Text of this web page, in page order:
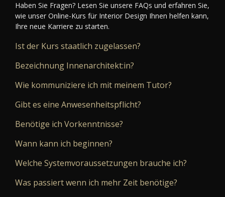
Haben Sie Fragen? Lesen Sie unsere FAQs und erfahren Sie,
wie unser Online-Kurs für Interior Design Ihnen helfen kann,
Ihre neue Karriere zu starten.
Ist der Kurs staatlich zugelassen?
Bezeichnung Innenarchitekt:in?
Wie kommuniziere ich mit meinem Tutor?
Gibt es eine Anwesenheitspflicht?
Benötige ich Vorkenntnisse?
Wann kann ich beginnen?
Welche Systemvoraussetzungen brauche ich?
Was passiert wenn ich mehr Zeit benötige?